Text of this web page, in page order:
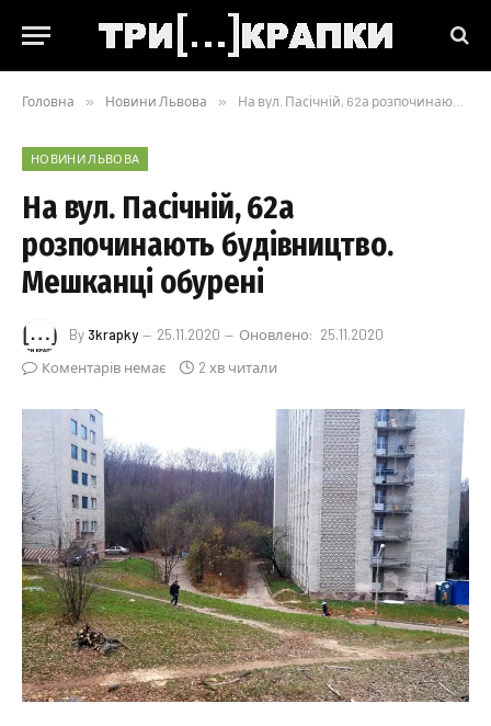
Головна » Новини Львова » На вул. Пасічній, 62а розпочинають будівництво. Мешканці обурені
НОВИНИ ЛЬВОВА
На вул. Пасічній, 62а
розпочинають будівництво.
Мешканці обурені
By 3krapky 25.11.2020 Оновлено: 25.11.2020
Коментарів немає
2 хв читали